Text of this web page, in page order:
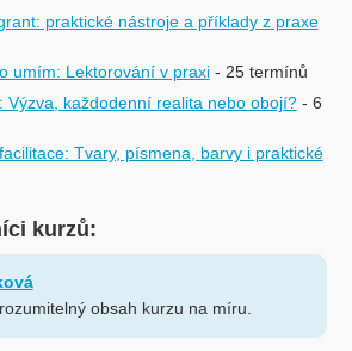
praktické nástroje a příklady z praxe
umím: Lektorování v praxi - 25 termínů
Výzva, každodenní realita nebo obojí? - 6
Tvary, písmena, barvy i praktické
kurzů:
obsah kurzu na míru.